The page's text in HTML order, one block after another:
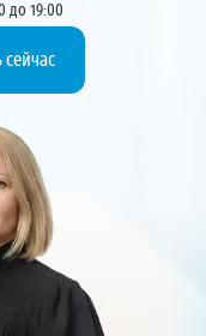
до 19:00